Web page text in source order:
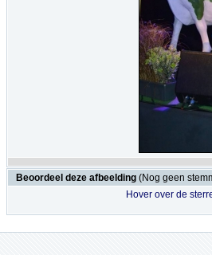
Beoordeel deze afbeelding (Nog geen
Hover over de